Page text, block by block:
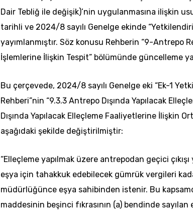
Dair Tebliğ ile değişik)’nin uygulanmasına ilişkin
tarihli ve 2024/8 sayılı Genelge ekinde
yayımlanmıştır. Söz konusu Rehberin “9-Antrepo
İşlemlerine İlişkin Tespit” bölümünde güncelleme
Bu çerçevede, 2024/8 sayılı Genelge eki “Ek-1
Rehberi”nin “9.3.3 Antrepo Dışında Yapılacak
Dışında Yapılacak Elleçleme Faaliyetlerine İlişkin
aşağıdaki şekilde değiştirilmiştir:
“Elleçleme yapılmak üzere antrepodan geçici
eşya için tahakkuk edebilecek gümrük vergileri
müdürlüğünce eşya sahibinden istenir. Bu
maddesinin beşinci fıkrasının (a) bendinde